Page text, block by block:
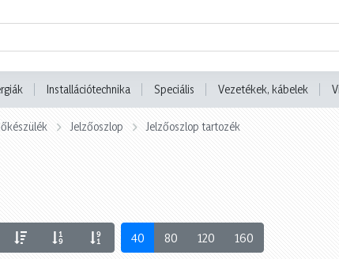
Installációtechnika Speciális Vezetékek, kábelek
Jelzőoszlop Jelzőoszlop tartozék
40 80 120 160